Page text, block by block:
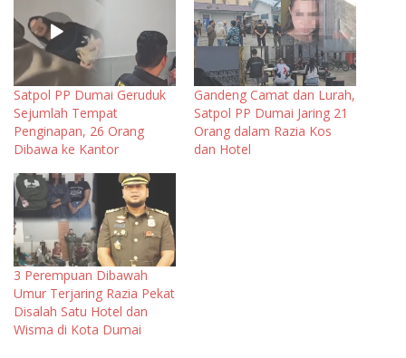
Satpol PP Dumai Geruduk
Sejumlah Tempat
Penginapan, 26 Orang
Dibawa ke Kantor
Gandeng Camat dan Lurah,
Satpol PP Dumai Jaring 21
Orang dalam Razia Kos
dan Hotel
3 Perempuan Dibawah
Umur Terjaring Razia Pekat
Disalah Satu Hotel dan
Wisma di Kota Dumai